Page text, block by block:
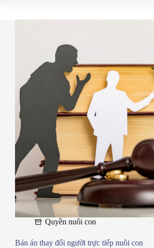
Quyền nuôi con
Bản án thay đổi người trực tiếp nuôi con